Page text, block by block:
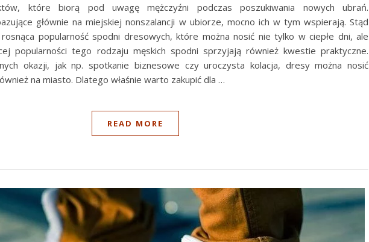
które biorą pod uwagę mężczyźni podczas poszukiwania nowych ubrań.
głównie na miejskiej nonszalancji w ubiorze, mocno ich w tym wspierają. Stąd
popularność spodni dresowych, które można nosić nie tylko w ciepłe dni, ale
popularności tego rodzaju męskich spodni sprzyjają również kwestie praktyczne.
okazji, jak np. spotkanie biznesowe czy uroczysta kolacja, dresy można nosić
na miasto. Dlatego właśnie warto zakupić dla …
READ MORE